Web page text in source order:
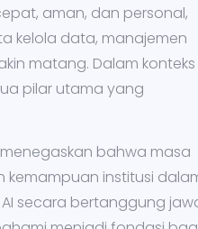
aman, dan personal,
kelola data, manajemen
matang. Dalam konteks
pilar utama yang
bahwa masa
institusi
secara bertanggung